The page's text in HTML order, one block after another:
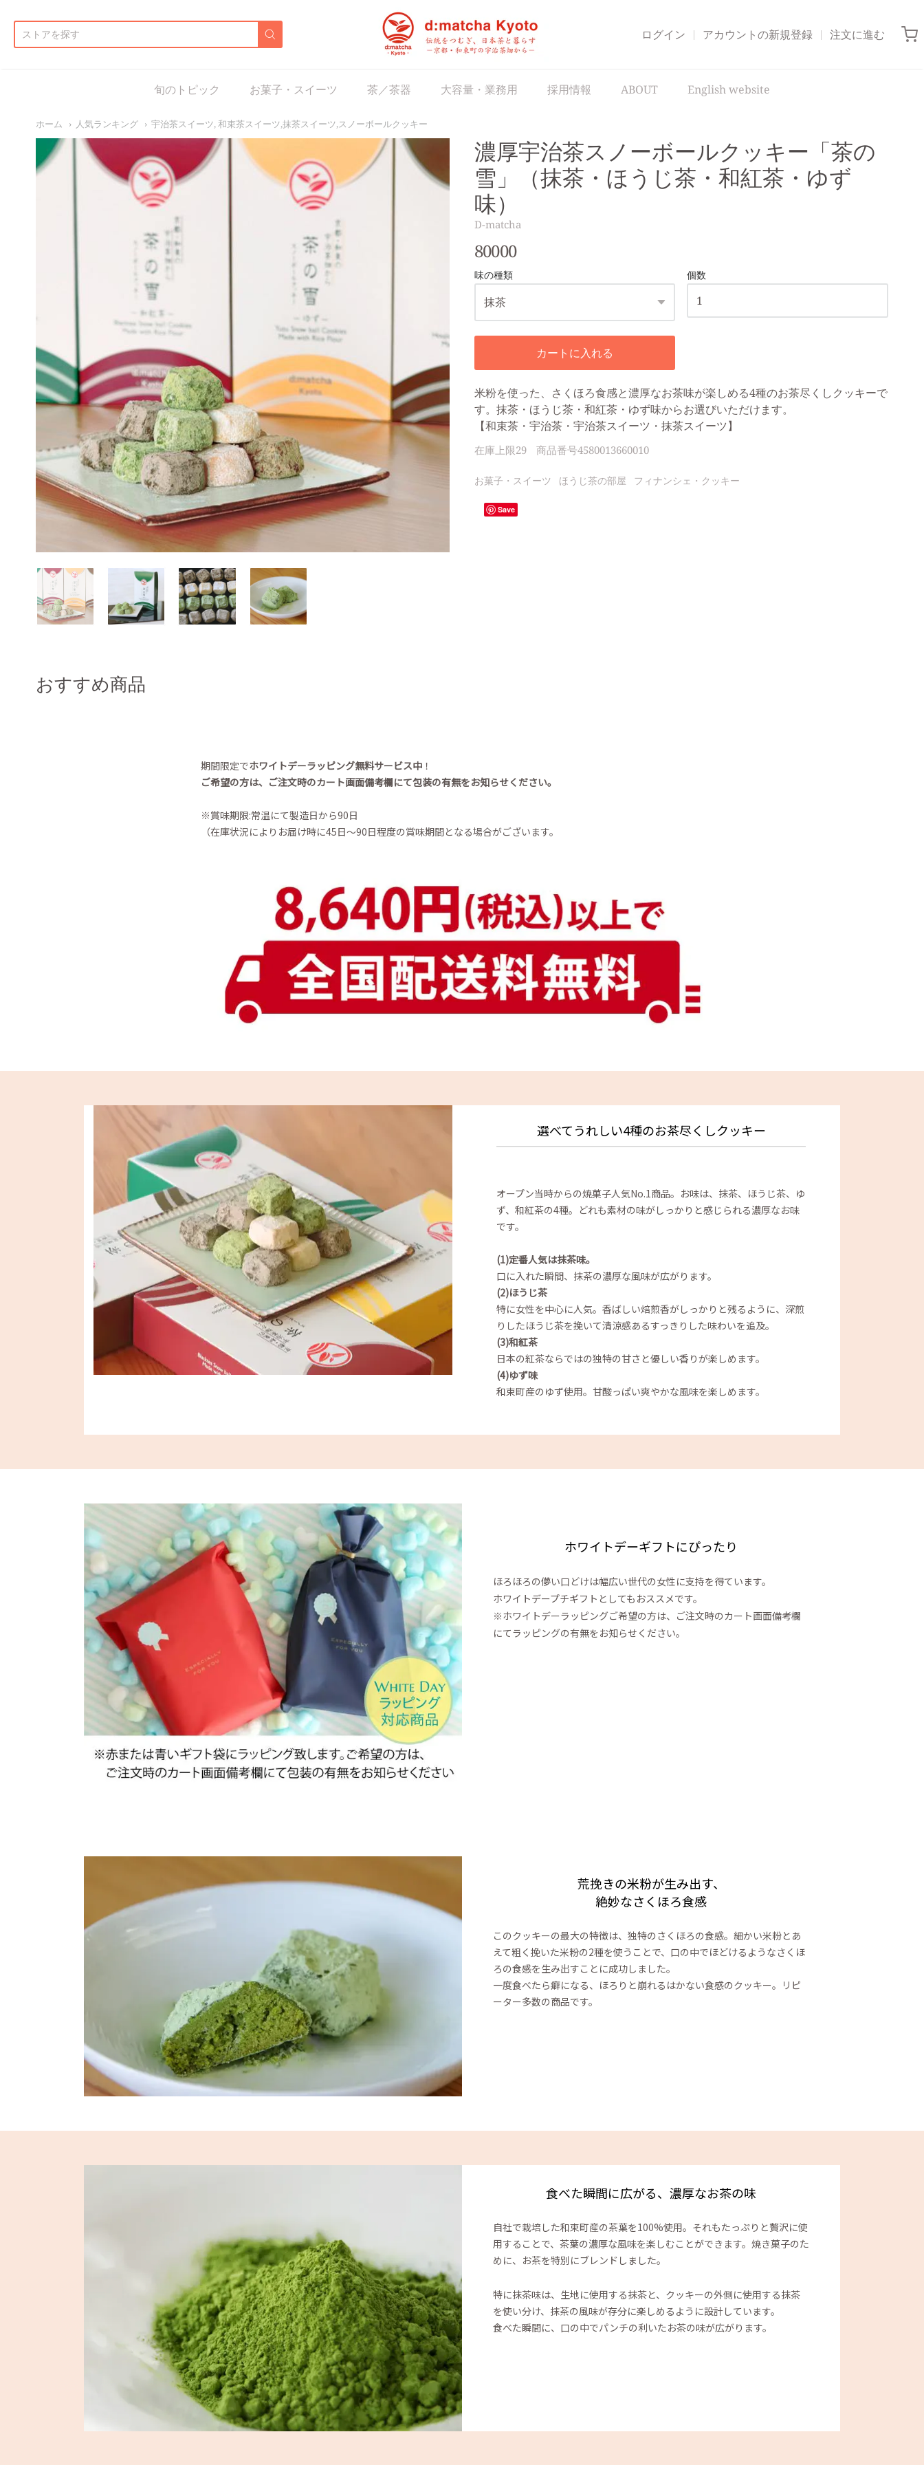
d:matcha Japan ログイン アカウントの新規登録 注文に進む
旬のトピック お菓子・スイーツ 茶／茶器 大容量・業務用 採用情報 ABOUT English website
ホーム 人気ランキング 宇治茶スイーツ, 和束茶スイーツ,抹茶スイーツ,スノーボールクッキー
濃厚宇治茶スノーボールクッキー「茶の
雪」（抹茶・ほうじ茶・和紅茶・ゆず
味）
D-matcha
80000
味の種類 個数
カートに入れる
米粉を使った、さくほろ食感と濃厚なお茶味が楽しめる4種のお茶尽くしクッキーで
す。抹茶・ほうじ茶・和紅茶・ゆず味からお選びいただけます。
【和束茶・宇治茶・宇治茶スイーツ・抹茶スイーツ】
在庫上限29 商品番号4580013660010
お菓子・スイーツ ほうじ茶の部屋 フィナンシェ・クッキー
Save
おすすめ商品
期間限定でホワイトデーラッピング無料サービス中 ！
ご希望の方は、ご注文時のカート画面備考欄にて包装の有無をお知らせください。
※賞味期限:常温にて製造日から90日
（在庫状況によりお届け時に45日～90日程度の賞味期間となる場合がございます。
選べてうれしい4種のお茶尽くしクッキー
オープン当時からの焼菓子人気No.1商品。 お味は、抹茶、ほうじ茶、ゆ
ず、和紅茶の4種。どれも素材の味がしっかりと感じられる濃厚なお味
です。
(1)定番人気は抹茶味。
口に入れた瞬間、抹茶の濃厚な風味が広がります。
(2)ほうじ茶
特に女性を中心に人気。香ばしい焙煎香がしっかりと残るように、深煎
りしたほうじ茶を挽いて清涼感あるすっきりした味わいを追及。
(3)和紅茶
日本の紅茶ならではの独特の甘さと優しい香りが楽しめます。
(4)ゆず味
和束町産のゆず使用。甘酸っぱい爽やかな風味を楽しめます。
ホワイトデーギフトにぴったり
ほろほろの儚い口どけは幅広い世代の女性に支持を得ています。
ホワイトデープチギフトとしてもおススメです。
※ホワイトデーラッピングご希望の方は、ご注文時のカート画面備考欄
にてラッピングの有無をお知らせください。
荒挽きの米粉が生み出す、
絶妙なさくほろ食感
このクッキーの最大の特徴は、独特のさくほろの食感。細かい米粉とあ
えて粗く挽いた米粉の2種を使うことで、口の中でほどけるようなさくほ
ろの食感を生み出すことに成功しました。
一度食べたら癖になる、ほろりと崩れるはかない食感のクッキー。リピ
ーター多数の商品です。
食べた瞬間に広がる、濃厚なお茶の味
自社で栽培した和束町産の茶葉を100%使用。それもたっぷりと贅沢に使
用することで、茶葉の濃厚な風味を楽しむことができます。焼き菓子のた
めに、お茶を特別にブレンドしました。
特に抹茶味は、生地に使用する抹茶と、クッキーの外側に使用する抹茶
を使い分け、抹茶の風味が存分に楽しめるように設計しています。
食べた瞬間に、口の中でパンチの利いたお茶の味が広がります。